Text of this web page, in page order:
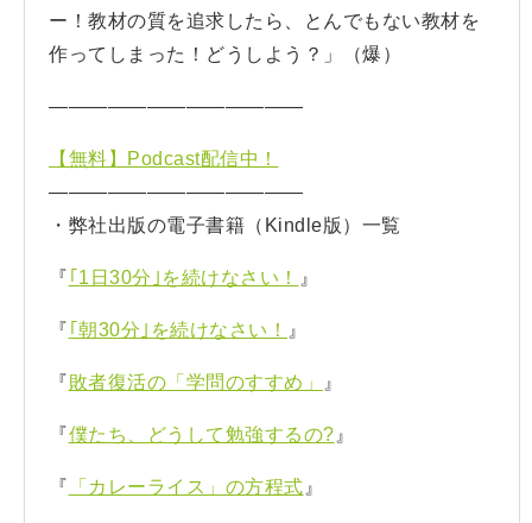
ー！教材の質を追求したら、とんでもない教材を
作ってしまった！どうしよう？」（爆）
—————————————
【無料】Podcast配信中！
—————————————
・弊社出版の電子書籍（Kindle版）一覧
『 ｢1日30分｣を続けなさい！ 』
『 ｢朝30分｣を続けなさい！ 』
『敗者復活の「学問のすすめ」 』
『僕たち、どうして勉強するの? 』
『 「カレーライス」の方程式 』